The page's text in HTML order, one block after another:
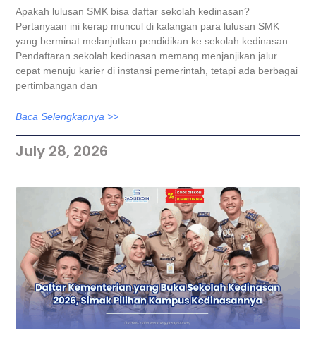
Apakah lulusan SMK bisa daftar sekolah kedinasan?
Pertanyaan ini kerap muncul di kalangan para lulusan SMK
yang berminat melanjutkan pendidikan ke sekolah kedinasan.
Pendaftaran sekolah kedinasan memang menjanjikan jalur
cepat menuju karier di instansi pemerintah, tetapi ada berbagai
pertimbangan dan
Baca Selengkapnya >>
July 28, 2026